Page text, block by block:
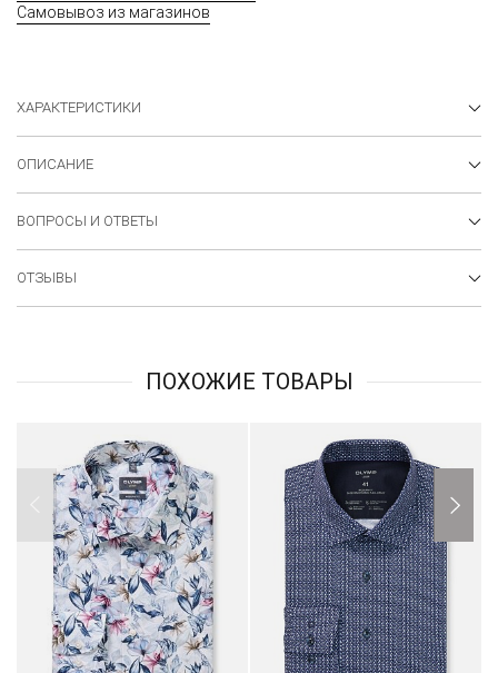
Самовывоз из магазинов
ХАРАКТЕРИСТИКИ
ОПИСАНИЕ
ВОПРОСЫ И ОТВЕТЫ
ОТЗЫВЫ
ПОХОЖИЕ ТОВАРЫ